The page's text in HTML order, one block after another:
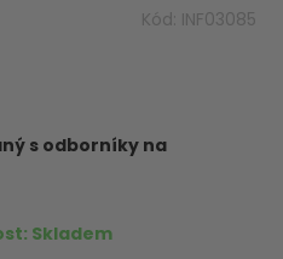
Kód: INF03085
s odborníky na
Skladem